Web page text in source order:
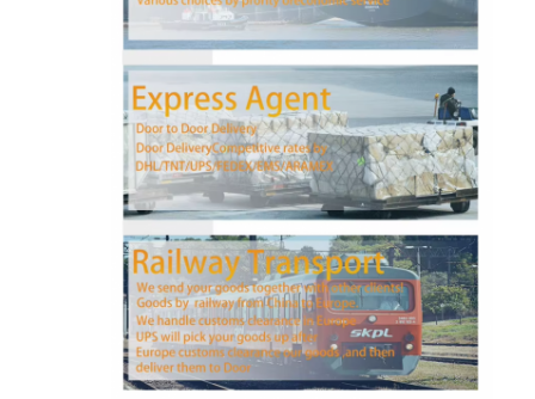
حمل و نقل بین المللی
حمل و نقل حمل و نقل هوایی
حمل و نقل دریایی
حمل و نقل DDP از چین
حمل و نقل اکسپرس
حمل و نقل ریلی
ارسال به آمازون
باربری کامیون